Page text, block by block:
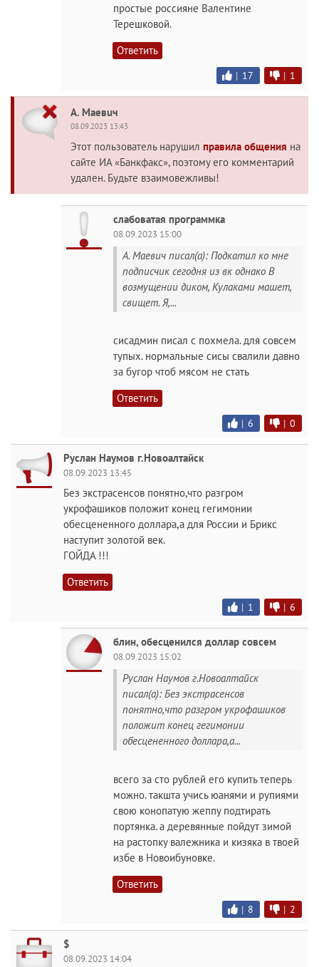
простые россияне Валентине
Терешковой.
Ответить
| 17 | 1
А. Maeвuч
08.09.2023 13:43
Этот пользователь нарушил правила общения на
сайте ИА «Банкфакс», поэтому его комментарий
удален. Будьте взаимовежливы!
слабоватая программка
08.09.2023 15:00
А. Maeвuч писал(а): Подкатил ко мне
подписчик сегодня из вк однако В
возмущении диком, Кулаками машет,
свищет. Я,...
сисадмин писал с похмела. для совсем
тупых. нормальные сисы свалили давно
за бугор чтоб мясом не стать
Ответить
| 6 | 0
Руслан Наумов г.Новоалтайск
08.09.2023 13:45
Без экстрасенсов понятно,что разгром
укрофашиков положит конец гегимонии
обесцененного доллара,а для России и Брикс
наступит золотой век.
ГОЙДА !!!
Ответить
| 1 | 6
блин, обесценился доллар совсем
08.09.2023 15:02
Руслан Наумов г.Новоалтайск
писал(а): Без экстрасенсов
понятно,что разгром укрофашиков
положит конец гегимонии
обесцененного доллара,а...
всего за сто рублей его купить теперь
можно. такшта учись юанями и рупиями
свою конопатую жеппу подтирать
портянка. а деревянные пойдут зимой
на растопку валежника и кизяка в твоей
избе в Новоибуновке.
Ответить
| 8 | 2
$
08.09.2023 14:04